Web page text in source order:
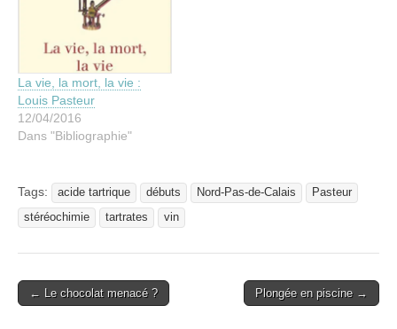
La vie, la mort, la vie :
Louis Pasteur
12/04/2016
Dans "Bibliographie"
Tags: acide tartrique débuts Nord-Pas-de-Calais
Pasteur
stéréochimie
tartrates vin
Post← Le chocolat menacé ? Plongée en piscine →